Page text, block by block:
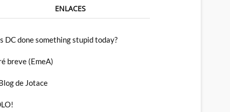
ENLACES
DC done something stupid today?
breve (EmeA)
de Jotace